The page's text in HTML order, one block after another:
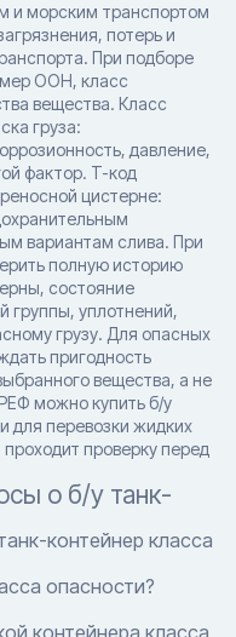
и морским транспортом
потерь и
При подборе
ООН, класс
вещества. Класс
груза:
давление,
фактор. T-код
цистерне:
вариантам слива. При
полную историю
состояние
группы, уплотнений,
грузу. Для опасных
пригодность
вещества, а не
можно купить б/у
для перевозки жидких
проверку перед
о б/у танк-
контейнер класса
опасности?
контейнера класса